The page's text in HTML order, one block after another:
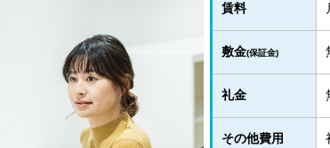
賃料
敷金(保証金)
礼金
その他費用